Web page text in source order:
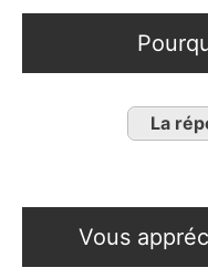
La
Vous